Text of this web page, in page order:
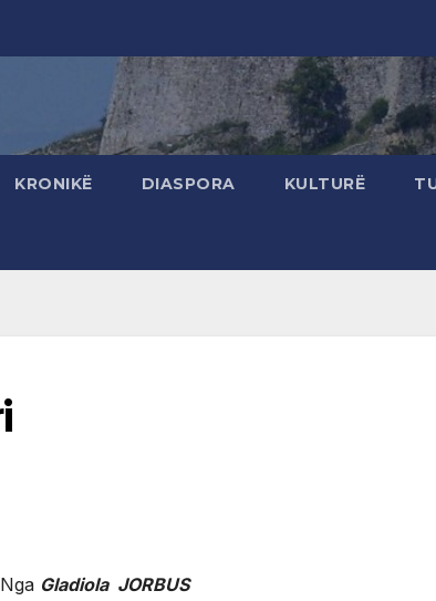
KRONIKË DIASPORA KULTURË
Nga Gladiola JORBUS